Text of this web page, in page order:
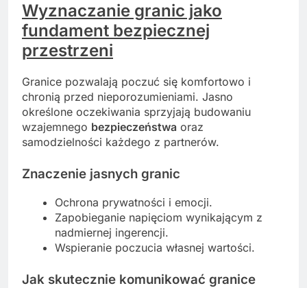
Wyznaczanie granic jako
fundament bezpiecznej
przestrzeni
Granice pozwalają poczuć się komfortowo i
chronią przed nieporozumieniami. Jasno
określone oczekiwania sprzyjają budowaniu
wzajemnego bezpieczeństwa oraz
samodzielności każdego z partnerów.
Znaczenie jasnych granic
Ochrona prywatności i emocji.
Zapobieganie napięciom wynikającym z
nadmiernej ingerencji.
Wspieranie poczucia własnej wartości.
Jak skutecznie komunikować granice